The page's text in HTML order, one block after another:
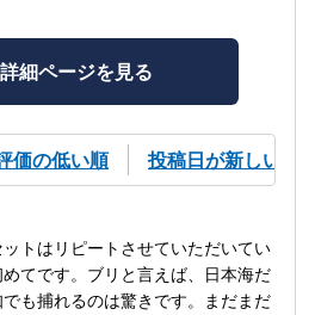
細ページを見る
価の低い順 投稿日が新しい順
トはリピートさせていただいてい
てです。ブリと言えば、日本海だ
も捕れるのは驚きです。まだまだ